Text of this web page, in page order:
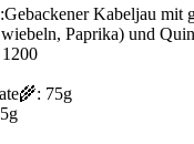
Gebackener Kabeljau mit
Paprika) und
1200
🌾: 75g